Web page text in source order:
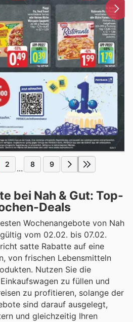
2 ... 8 9
bei Nah & Gut: Top-
Deals
Wochenangebote von Nah
vom 02.02. bis 07.02.
satte Rabatte auf eine
von frischen Lebensmitteln
Nutzen Sie die
zu füllen und
zu profitieren, solange der
sind darauf ausgelegt,
und gleichzeitig Ihren